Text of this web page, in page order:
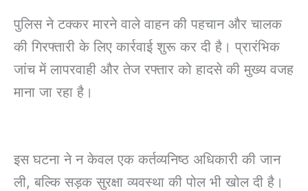
पुलिस ने टक्कर मारने वाले वाहन की पहचान और चालक
की गिरफ्तारी के लिए कार्रवाई शुरू कर दी है। प्रारंभिक
जांच में लापरवाही और तेज रफ्तार को हादसे की मुख्य वजह
माना जा रहा है।
इस घटना ने न केवल एक कर्तव्यनिष्ठ अधिकारी की जान
ली, बल्कि सड़क सुरक्षा व्यवस्था की पोल भी खोल दी है।